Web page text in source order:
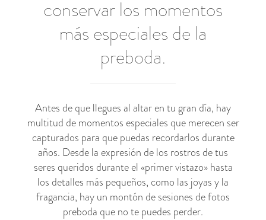
conservar los momentos
más especiales de la
preboda.
Antes de que llegues al altar en tu gran día, hay
multitud de momentos especiales que merecen ser
capturados para que puedas recordarlos durante
años. Desde la expresión de los rostros de tus
seres queridos durante el «primer vistazo» hasta
los detalles más pequeños, como las joyas y la
fragancia, hay un montón de sesiones de fotos
preboda que no te puedes perder.